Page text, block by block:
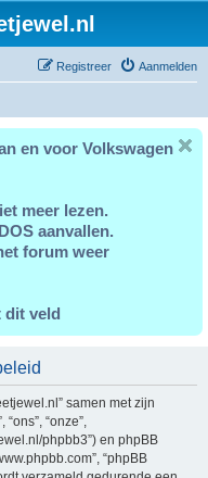
Aanmelden
Registreer
en voor Volkswagen
meer lezen.
aanvallen.
forum weer
dit veld
samen met zijn
“onze”,
phpbb3”) en phpBB
“phpBB